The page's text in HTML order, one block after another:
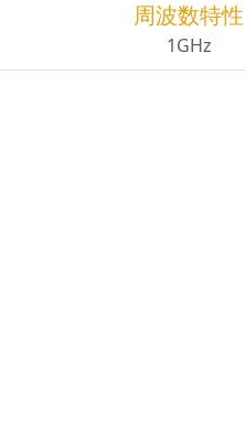
周波数特性
1GHz